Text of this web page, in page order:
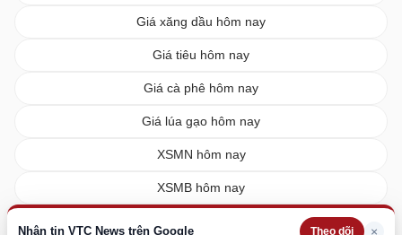
Nhận tin VTC News trên Google Theo dõi ×
Giá xăng dầu hôm nay
Giá tiêu hôm nay
Giá cà phê hôm nay
Giá lúa gạo hôm nay
XSMN hôm nay
XSMB hôm nay